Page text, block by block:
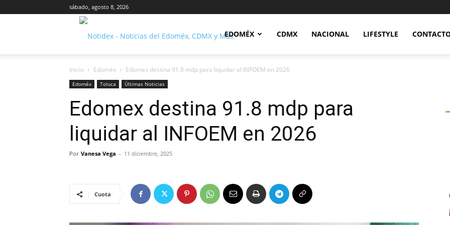
sábado, agosto 8, 2026
Notidex
EDOMÉX CDMX NACIONAL LIFESTYLE
Inicio Edoméx Edomex destina 91.8 mdp para liquidar al INFOEM en 2026
Edoméx Toluca Últimas Noticias
Edomex destina 91.8 mdp para
liquidar al INFOEM en 2026
Por Vanesa Vega - 11 diciembre, 2025
Cuota